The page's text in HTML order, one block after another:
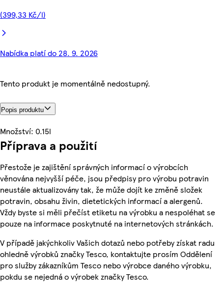
(399,33 Kč/l)
Nabídka platí do 28. 9. 2026
Tento produkt je momentálně nedostupný.
Popis produktu
Množství: 0.15l
Příprava a použití
Přestože je zajištění správných informací o výrobcích
věnována nejvyšší péče, jsou předpisy pro výrobu potravin
neustále aktualizovány tak, že může dojít ke změně složek
potravin, obsahu živin, dietetických informací a alergenů.
Vždy byste si měli přečíst etiketu na výrobku a nespoléhat se
pouze na informace poskytnuté na internetových stránkách.
V případě jakýchkoliv Vašich dotazů nebo potřeby získat radu
ohledně výrobků značky Tesco, kontaktujte prosím Oddělení
pro služby zákazníkům Tesco nebo výrobce daného výrobku,
pokdu se nejedná o výrobek značky Tesco.